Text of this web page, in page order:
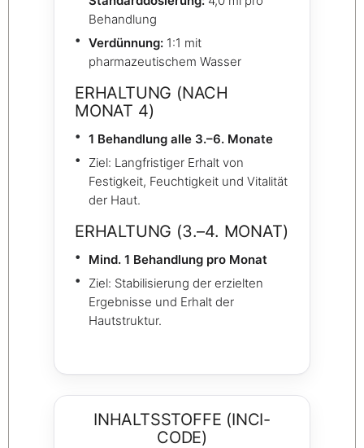
Behandlung
Verdünnung:1:1 mit
pharmazeutischem Wasser
ERHALTUNG (NACH
MONAT 4)
1 Behandlung alle 3.–6. Monate
Ziel: Langfristiger Erhalt von
Festigkeit, Feuchtigkeit und Vitalität
der Haut.
ERHALTUNG (3.–4. MONAT)
Mind. 1 Behandlung pro Monat
Ziel: Stabilisierung der erzielten
Ergebnisse und Erhalt der
Hautstruktur.
INHALTSSTOFFE (INCI-
CODE)